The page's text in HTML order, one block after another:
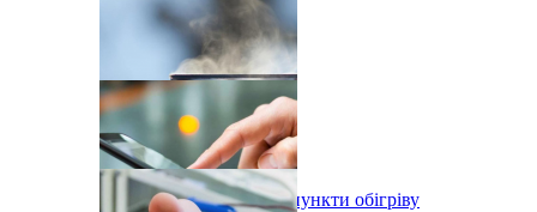
В Одесі організовують пункти обігріву